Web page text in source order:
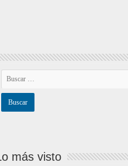
más visto